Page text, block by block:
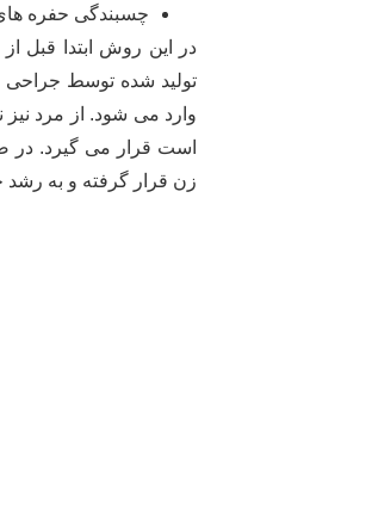
چسبندگی حفره
در این روش ابتدا قبل
تولید شده توسط جراحی
وارد می شود. از مرد
زن قرار گرفته و به رشد